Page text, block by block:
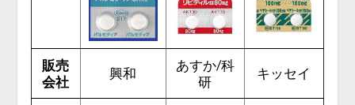
販売
会社
興和
あすか/科
研
キッセイ